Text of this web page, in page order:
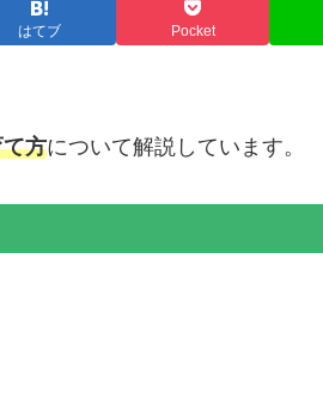
はてブ Pocket
方について解説しています。